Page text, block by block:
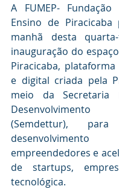
A FUMEP-
Ensino de
manhã desta
inauguração do
Piracicaba,
e digital criada pela
meio da Secretaria
Desenvolvimento
(Semdettur),
empreendedores e
de startups,
tecnológica.